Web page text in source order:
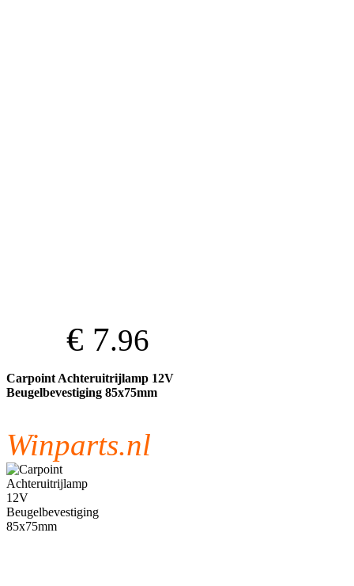
€ 7.96
Carpoint Achteruitrijlamp 12V
Beugelbevestiging 85x75mm
Winparts.nl